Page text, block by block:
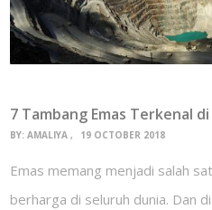
7 Tambang Emas Terkenal
BY:AMALIYA 19 OCTOBER 2018
Emas memang menjadi salah
berharga di seluruh dunia. Dan